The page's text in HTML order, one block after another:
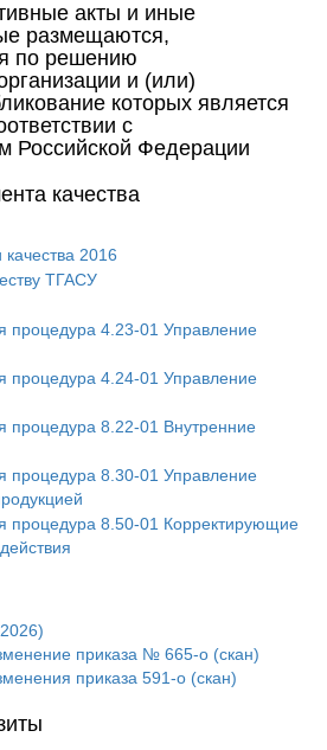
акты и иные
размещаются,
по решению
и (или)
которых является
с
Российской Федерации
качества
качества 2016
ТГАСУ
процедура 4.23-01 Управление
процедура 4.24-01 Управление
процедура 8.22-01 Внутренние
процедура 8.30-01 Управление
процедура 8.50-01 Корректирующие
приказа № 665-о (скан)
приказа 591-о (скан)